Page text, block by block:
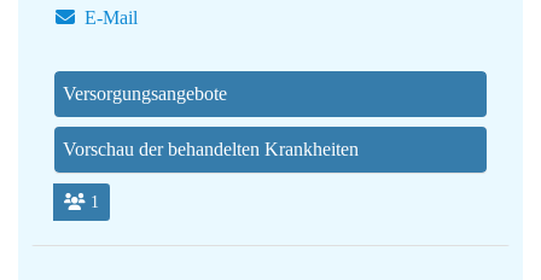
E-Mail
Versorgungsangebote
Vorschau der behandelten Krankheiten
1